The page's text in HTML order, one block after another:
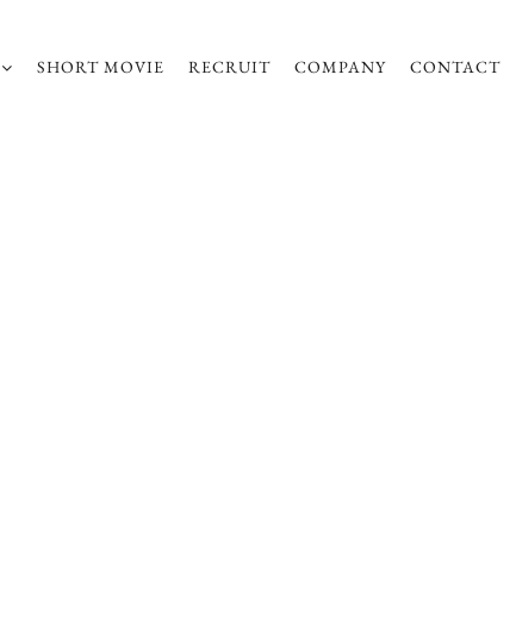
SHORT MOVIE RECRUIT COMPANY CONTACT